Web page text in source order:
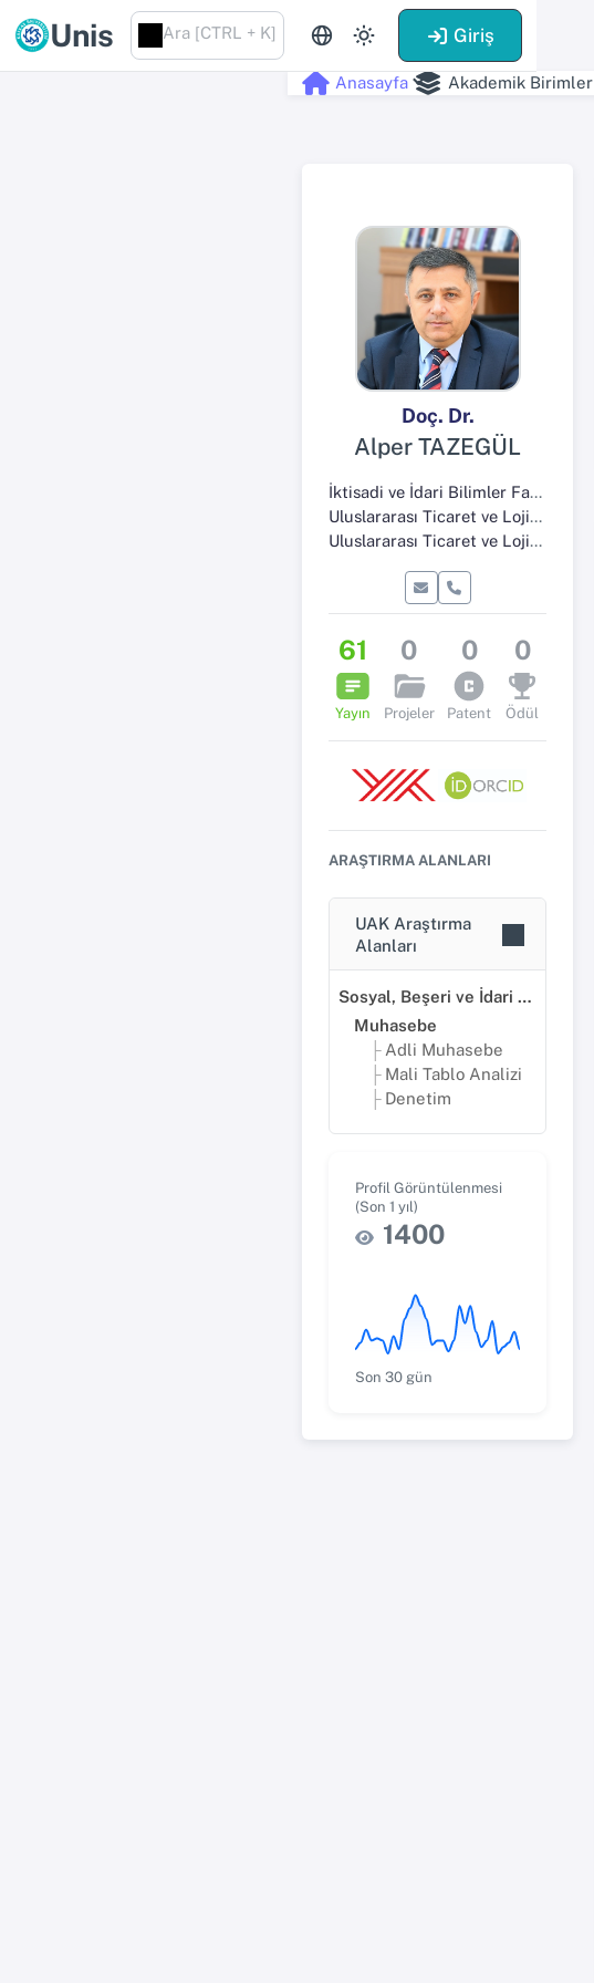
Unis Ara [CTRL + K] Giriş
Anasayfa Akademik Birimler
Doç. Dr.
Alper TAZEGÜL
İktisadi ve İdari Bilimler Fakültesi
Uluslararası Ticaret ve Lojistik Bölümü
Uluslararası Ticaret ve Lojistik Anabilim Dalı
61
Yayın
0
Projeler
0
Patent
0
Ödül
ARAŞTIRMA ALANLARI
UAK Araştırma
Alanları
Sosyal, Beşeri ve İdari Bilimler
Muhasebe
Adli Muhasebe
Mali Tablo Analizi
Denetim
Profil Görüntülenmesi
(Son 1 yıl)
1400
Son 30 gün